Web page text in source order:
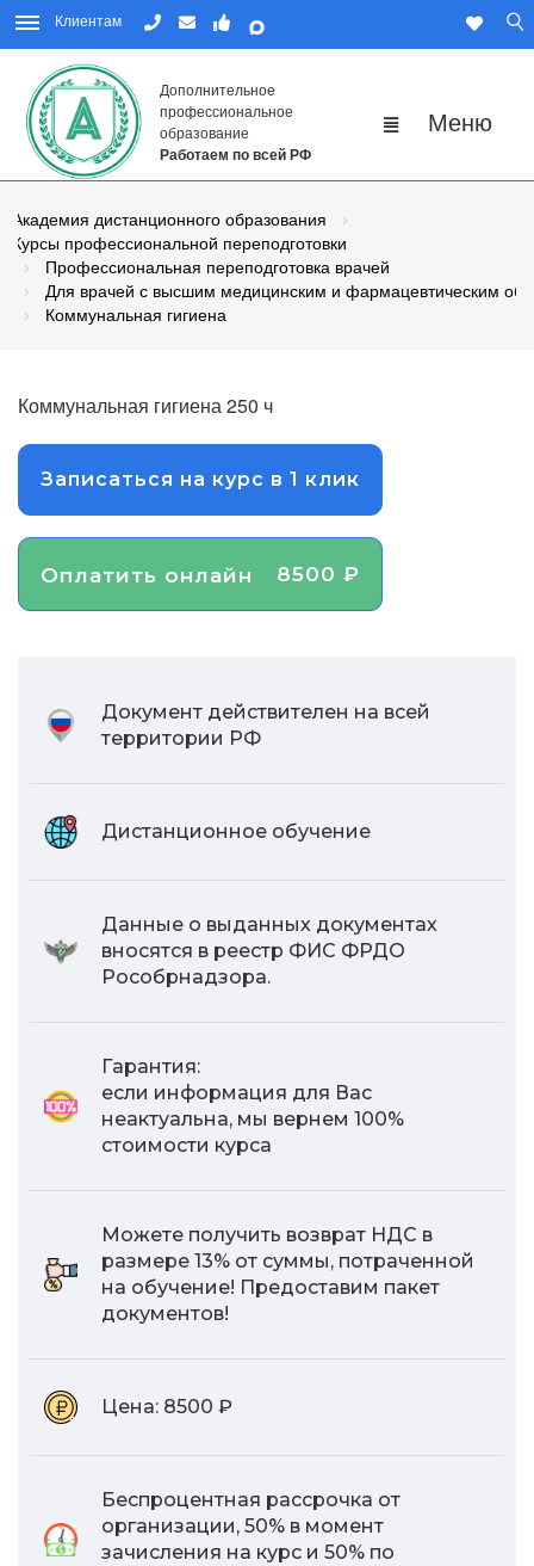
Клиентам
Дополнительное
профессиональное
образование
Работаем по всей РФ
Академия дистанционного образования
Курсы профессиональной переподготовки
Профессиональная переподготовка врачей
Для врачей с высшим медицинским и фармацевтическим
Коммунальная гигиена
Коммунальная гигиена 250 ч
Записаться на курс в 1 клик
Оплатить онлайн 8500 ₽
Документ действителен на всей
территории РФ
Дистанционное обучение
Данные о выданных документах
вносятся в реестр ФИС ФРДО
Рособрнадзора.
Гарантия:
если информация для Вас
неактуальна, мы вернем 100%
стоимости курса
Можете получить возврат НДС в
размере 13% от суммы, потраченной
на обучение! Предоставим пакет
документов!
Цена: 8500 ₽
Беспроцентная рассрочка от
организации, 50% в момент
зачисления на курс и 50% по